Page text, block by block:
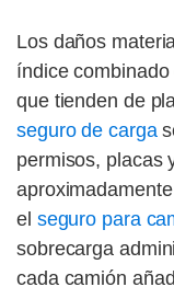
Los daños
índice
que tienden de
seguro de carga
permisos, placas
el seguro para
sobrecarga
cada camión